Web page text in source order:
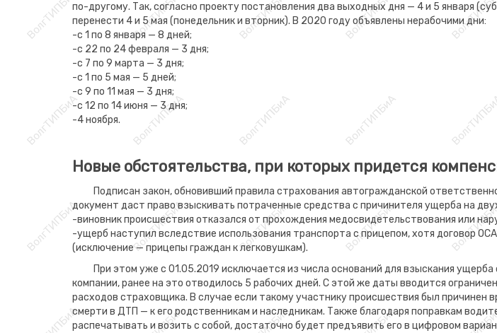
по-другому. Так, согласно проекту постановления два выходных дня — 4 и 5 января
перенести 4 и 5 мая (понедельник и вторник). В 2020 году объявлены нерабочими дни:
-с 1 по 8 января — 8 дней;
-с 22 по 24 февраля — 3 дня;
-с 7 по 9 марта — 3 дня;
-с 1 по 5 мая — 5 дней;
-с 9 по 11 мая — 3 дня;
-с 12 по 14 июня — 3 дня;
-4 ноября.
Новые обстоятельства, при которых придется
Подписан закон, обновивший правила страхования автогражданской
документ даст право взыскивать потраченные средства с причинителя ущерба на
-виновник происшествия отказался от прохождения медосвидетельствования или
-ущерб наступил вследствие использования транспорта с прицепом, хотя договор
(исключение — прицепы граждан к легковушкам).
При этом уже с 01.05.2019 исключается из числа оснований для взыскания
компании, ранее на это отводилось 5 рабочих дней. С этой же даты вводится
расходов страховщика. В случае если такому участнику происшествия был причинен
смерти в ДТП — к его родственникам и наследникам. Также благодаря поправкам
распечатывать и возить с собой, достаточно будет предъявить его в цифровом